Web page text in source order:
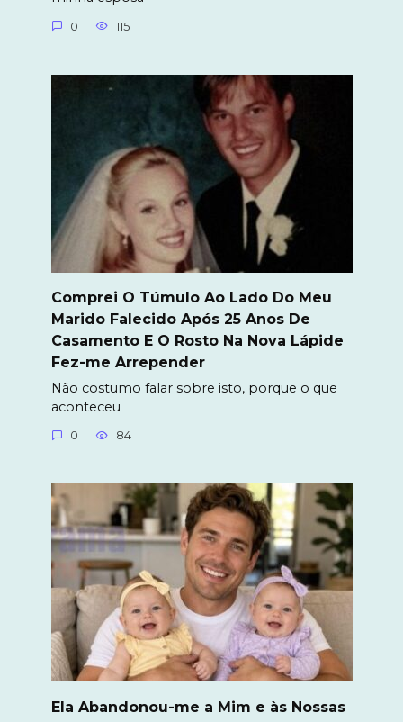
0 115
Comprei O Túmulo Ao Lado Do Meu
Marido Falecido Após 25 Anos De
Casamento E O Rosto Na Nova Lápide
Fez-me Arrepender
Não costumo falar sobre isto, porque o que
aconteceu
0 84
Ela Abandonou-me a Mim e às Nossas